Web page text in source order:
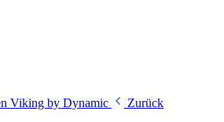
Viking by Dynamic
Zurück